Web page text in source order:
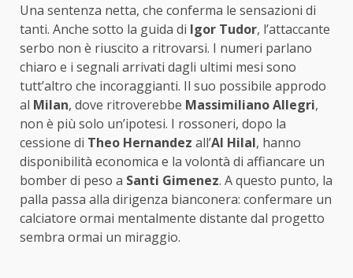
Una sentenza netta, che conferma le sensazioni di
tanti. Anche sotto la guida di Igor Tudor, l’attaccante
serbo non è riuscito a ritrovarsi. I numeri parlano
chiaro e i segnali arrivati dagli ultimi mesi sono
tutt’altro che incoraggianti. Il suo possibile approdo
al Milan, dove ritroverebbe Massimiliano Allegri,
non è più solo un’ipotesi. I rossoneri, dopo la
cessione di Theo Hernandez all’Al Hilal, hanno
disponibilità economica e la volontà di affiancare un
bomber di peso a Santi Gimenez. A questo punto, la
palla passa alla dirigenza bianconera: confermare un
calciatore ormai mentalmente distante dal progetto
sembra ormai un miraggio.